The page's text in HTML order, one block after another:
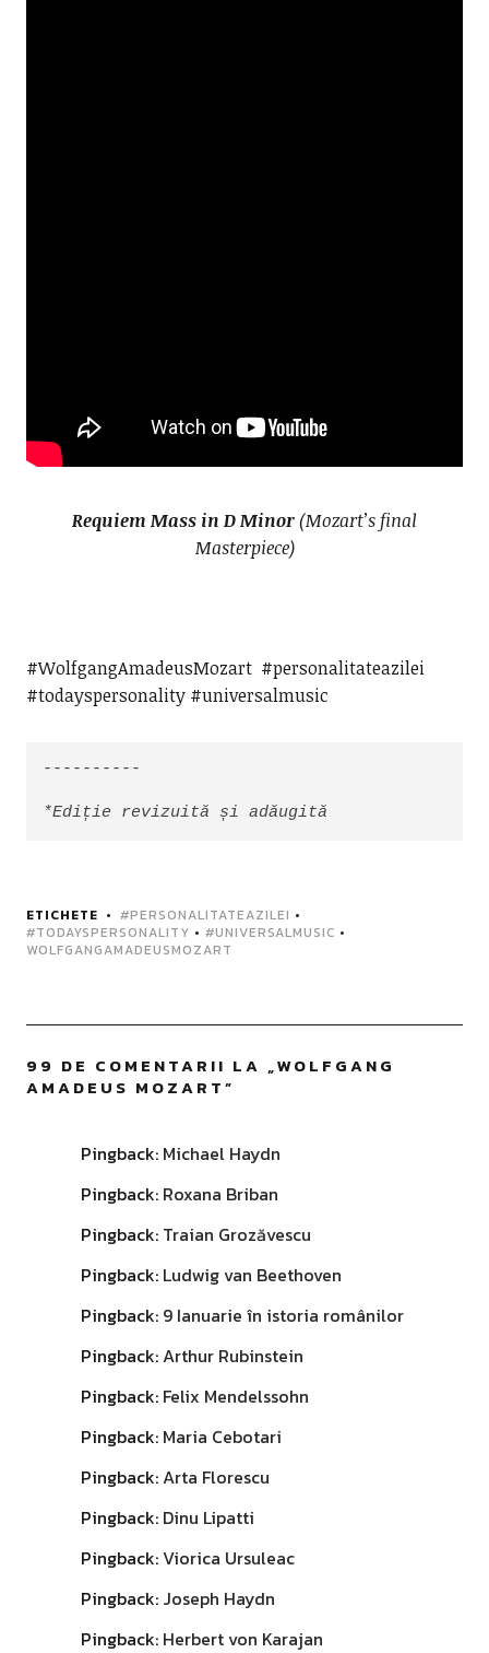
Requiem Mass in D Minor(Mozart’s final
Masterpiece)
#WolfgangAmadeusMozart #personalitateazilei
#todayspersonality #universalmusic
----------
*Ediție revizuită și adăugită
ETICHETE #PERSONALITATEAZILEI •
#TODAYSPERSONALITY • #UNIVERSALMUSIC •
WOLFGANGAMADEUSMOZART
99 DE COMENTARII LA „WOLFGANG
AMADEUS MOZART”
Pingback: Michael Haydn
Pingback: Roxana Briban
Pingback: Traian Grozăvescu
Pingback: Ludwig van Beethoven
Pingback: 9 Ianuarie în istoria românilor
Pingback:Arthur Rubinstein
Pingback: Felix Mendelssohn
Pingback: Maria Cebotari
Pingback:Arta Florescu
Pingback: Dinu Lipatti
Pingback:Viorica Ursuleac
Pingback: Joseph Haydn
Pingback: Herbert von Karajan